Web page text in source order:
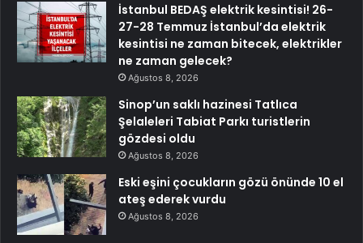
İstanbul BEDAŞ elektrik kesintisi! 26-
27-28 Temmuz İstanbul’da elektrik
kesintisi ne zaman bitecek, elektrikler
ne zaman gelecek?
Ağustos 8, 2026
Sinop’un saklı hazinesi Tatlıca
Şelaleleri Tabiat Parkı turistlerin
gözdesi oldu
Ağustos 8, 2026
Eski eşini çocukların gözü önünde 10 el
ateş ederek vurdu
Ağustos 8, 2026